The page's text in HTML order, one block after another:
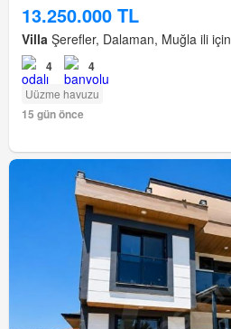
13.250.000 TL
Villa Şerefler, Dalaman, Muğla ili
4 4
Uüzme havuzu
15 gün önce